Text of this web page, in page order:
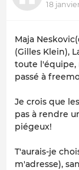
18
Maja
(Gilles Klein),
toute l'équipe,
passé à
Je crois que
pas à rendre
piégeux!
T'aurais-je
m'adresse),